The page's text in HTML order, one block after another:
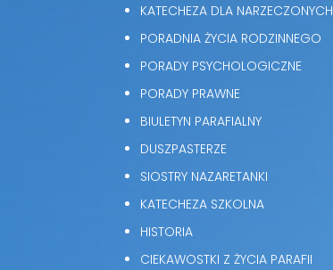
KATECHEZA DLA NARZECZONYCH
PORADNIA ŻYCIA RODZINNEGO
PORADY PSYCHOLOGICZNE
PORADY PRAWNE
BIULETYN PARAFIALNY
DUSZPASTERZE
SIOSTRY NAZARETANKI
KATECHEZA SZKOLNA
HISTORIA
CIEKAWOSTKI Z ŻYCIA PARAFII